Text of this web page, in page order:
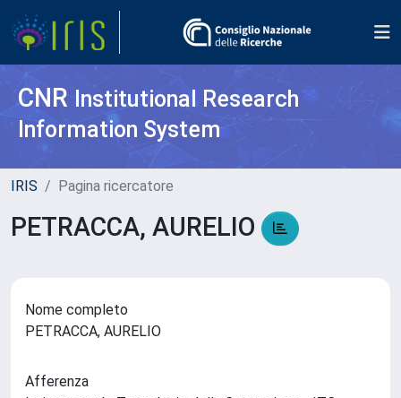
CNR Institutional Research
Information System
IRIS Pagina ricercatore
PETRACCA, AURELIO
Nome completo
PETRACCA, AURELIO
Afferenza